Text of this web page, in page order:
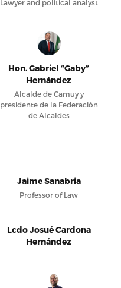
Lawyer and political analyst
Hon. Gabriel “Gaby”
Hernández
Alcalde de Camuy y
presidente de la Federación
de Alcaldes
Jaime Sanabria
Professor of Law
Lcdo Josué Cardona
Hernández